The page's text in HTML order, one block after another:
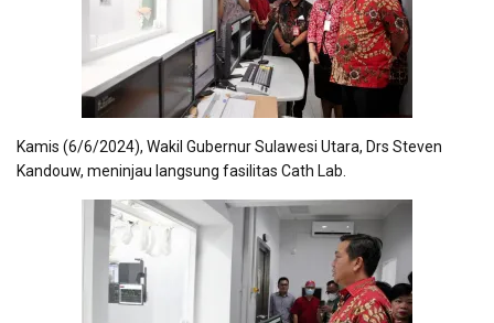
Kamis (6/6/2024), Wakil Gubernur Sulawesi Utara, Drs Steven
Kandouw, meninjau langsung fasilitas Cath Lab.